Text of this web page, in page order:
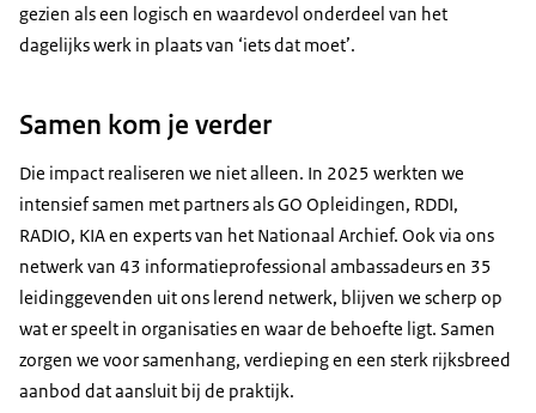
gezien als een logisch en waardevol onderdeel van het
dagelijks werk in plaats van ‘iets dat moet’.
Samen kom je verder
Die impact realiseren we niet alleen. In 2025 werkten we
intensief samen met partners als GO Opleidingen, RDDI,
RADIO, KIA en experts van het Nationaal Archief. Ook via ons
netwerk van 43 informatieprofessional ambassadeurs en 35
leidinggevenden uit ons lerend netwerk, blijven we scherp op
wat er speelt in organisaties en waar de behoefte ligt. Samen
zorgen we voor samenhang, verdieping en een sterk rijksbreed
aanbod dat aansluit bij de praktijk.